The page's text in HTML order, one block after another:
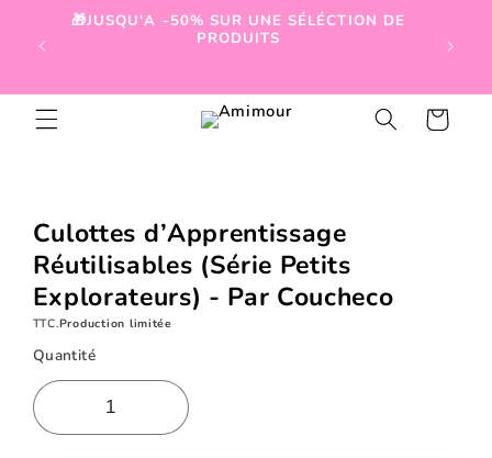
passer
au
🎁JUSQU'A -50% SUR UNE SÉLÉCTION DE
PRODUITS
Panier
Culottes d’Apprentissage
Réutilisables (Série Petits
Explorateurs) - Par Coucheco
TTC.Production limitée
Quantité